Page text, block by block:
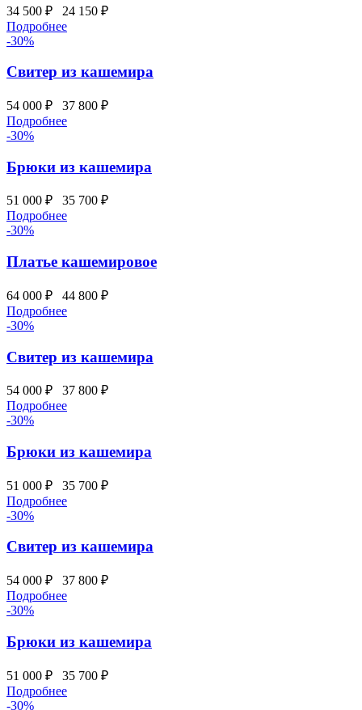
34 500 ₽
24 150 ₽
Подробнее
-30%
Свитер из кашемира
54 000 ₽
37 800 ₽
Подробнее
-30%
Брюки из кашемира
51 000 ₽
35 700 ₽
Подробнее
-30%
Платье кашемировое
64 000 ₽
44 800 ₽
Подробнее
-30%
Свитер из кашемира
54 000 ₽
37 800 ₽
Подробнее
-30%
Брюки из кашемира
51 000 ₽
35 700 ₽
Подробнее
-30%
Свитер из кашемира
54 000 ₽
37 800 ₽
Подробнее
-30%
Брюки из кашемира
51 000 ₽
35 700 ₽
Подробнее
-30%